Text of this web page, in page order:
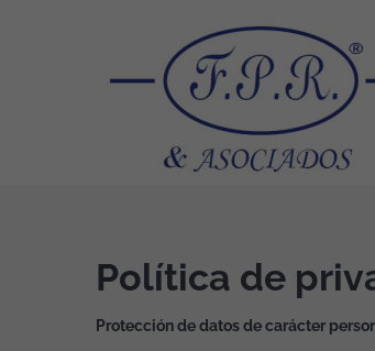
Política de
Protección de datos de carácter